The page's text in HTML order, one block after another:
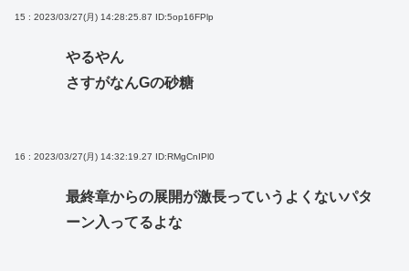
15 : 2023/03/27(月) 14:28:25.87 ID:5op16FPlp
やるやん
さすがなんGの砂糖
16 : 2023/03/27(月) 14:32:19.27 ID:RMgCnIPl0
最終章からの展開が激長っていうよくないパタ
ーン入ってるよな